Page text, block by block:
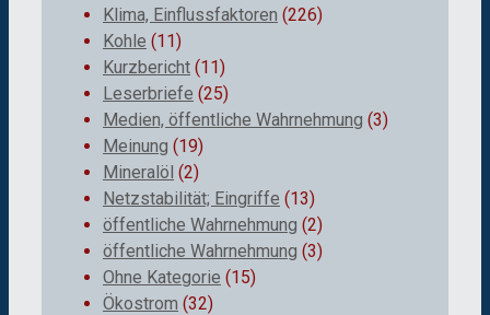
Klima, Einflussfaktoren (226)
Kohle (11)
Kurzbericht (11)
Leserbriefe (25)
Medien, öffentliche Wahrnehmung (3)
Meinung (19)
Mineralöl (2)
Netzstabilität; Eingriffe (13)
öffentliche Wahrnehmung (2)
öffentliche Wahrnehmung (3)
Ohne Kategorie (15)
Ökostrom (32)